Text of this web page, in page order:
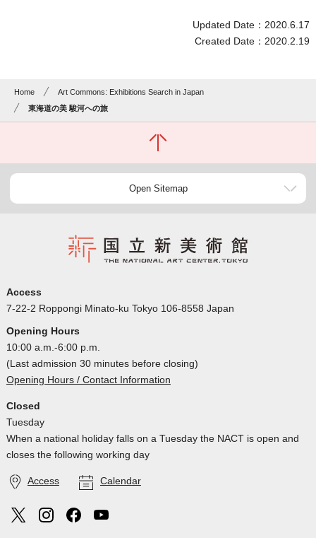
Updated Date：2020.6.17
Created Date：2020.2.19
Home
Art Commons: Exhibitions Search in Japan
東海道の美 駿河への旅
Open Sitemap
Access
7-22-2 Roppongi Minato-ku Tokyo 106-8558 Japan
Opening Hours
10:00 a.m.-6:00 p.m.
(Last admission 30 minutes before closing)
Opening Hours / Contact Information
Closed
Tuesday
When a national holiday falls on a Tuesday the NACT is open and
closes the following working day
Access Calendar